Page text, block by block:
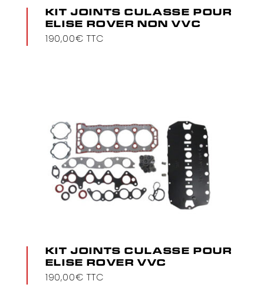
KIT JOINTS CULASSE POUR
ELISE ROVER NON VVC
190,00€ TTC
KIT JOINTS CULASSE POUR
ELISE ROVER VVC
190,00€ TTC
Emira V6
Europa
Evora